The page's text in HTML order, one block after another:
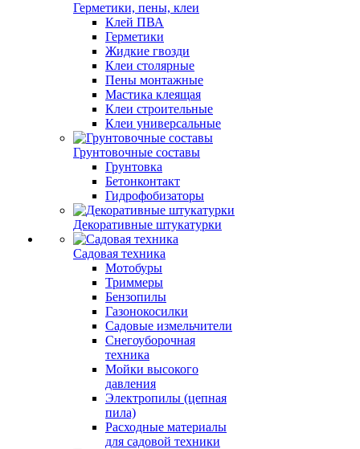
Герметики, пены, клеи
Клей ПВА
Герметики
Жидкие гвозди
Клеи столярные
Пены монтажные
Мастика клеящая
Клеи строительные
Клеи универсальные
Грунтовочные составы
Грунтовка
Бетонконтакт
Гидрофобизаторы
Декоративные штукатурки
Садовая техника
Мотобуры
Триммеры
Бензопилы
Газонокосилки
Садовые измельчители
Снегоуборочная
техника
Мойки высокого
давления
Электропилы (цепная
пила)
Расходные материалы
для садовой техники